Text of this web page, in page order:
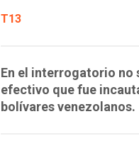
T13
En el interrogatorio no
efectivo que fue
bolívares venezolanos.